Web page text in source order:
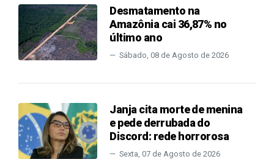
Desmatamento na
Amazônia cai 36,87% no
último ano
Sábado, 08 de Agosto de 2026
Janja cita morte de menina
e pede derrubada do
Discord: rede horrorosa
Sexta, 07 de Agosto de 2026